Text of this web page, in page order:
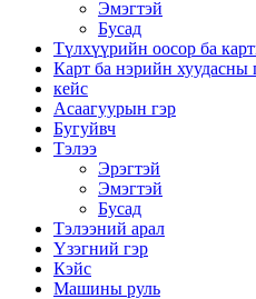
Эмэгтэй
Бусад
Түлхүүрийн оосор ба
Карт ба нэрийн хуудасны
кейс
Асаагуурын гэр
Бугуйвч
Тэлээ
Эрэгтэй
Эмэгтэй
Бусад
Тэлээний арал
Үзэгний гэр
Кэйс
Машины руль